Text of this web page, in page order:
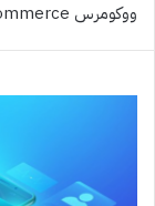
ووكومرس Woocommerce التجارة الالكترونية عبر منصة الووردبريس